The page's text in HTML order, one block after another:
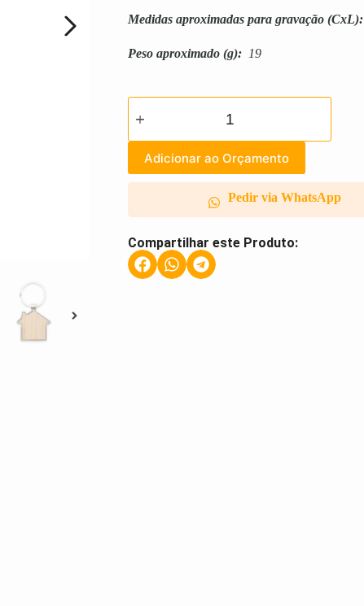
Medidas aproximadas para gravação (CxL):
Peso aproximado (g): 19
Adicionar ao Orçamento
Pedir via WhatsApp
Compartilhar este Produto: